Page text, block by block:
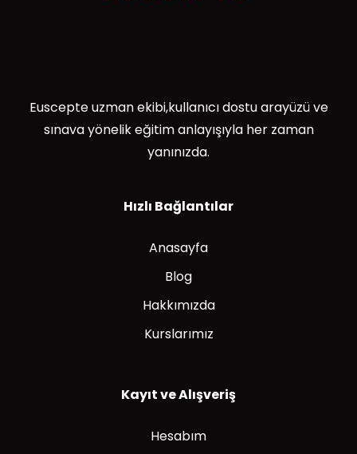
Euscepte uzman ekibi,kullanıcı dostu arayüzü ve
sınava yönelik eğitim anlayışıyla her zaman
yanınızda.
Hızlı Bağlantılar
Anasayfa
Blog
Hakkımızda
Kurslarımız
Kayıt ve Alışveriş
Hesabım